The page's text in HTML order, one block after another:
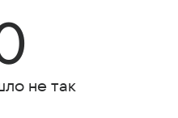
не так